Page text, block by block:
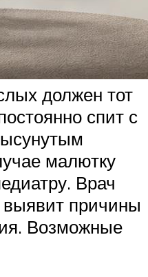
должен тот
спит с
малютку
Врач
выявит причины
Возможные